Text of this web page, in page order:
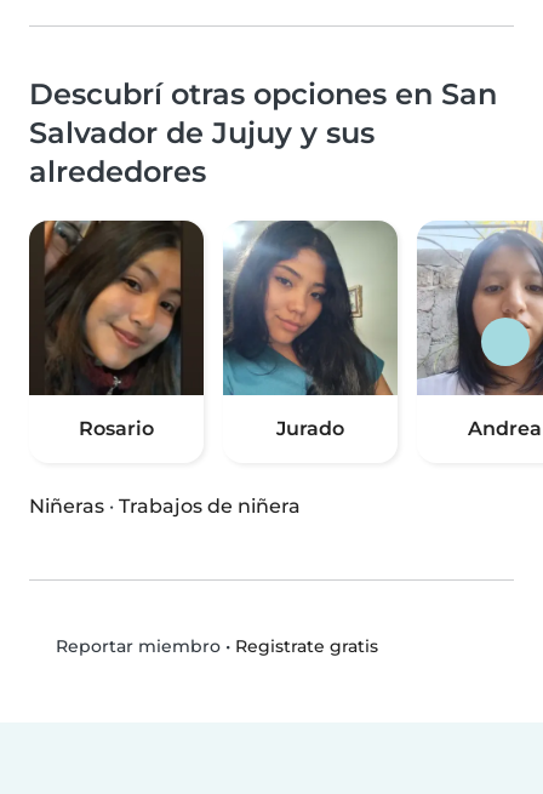
Descubrí otras opciones en San
Salvador de Jujuy y sus
alrededores
Rosario Jurado Andrea
Niñeras · Trabajos de niñera
Reportar miembro• Registrate gratis